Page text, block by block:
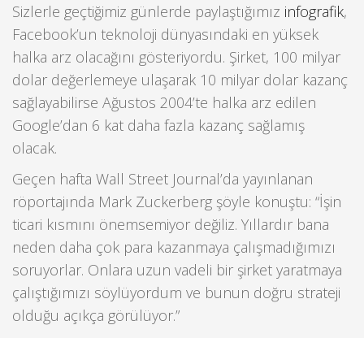
Sizlerle geçtiğimiz günlerde paylaştığımız infografik,
Facebook’un teknoloji dünyasındaki en yüksek
halka arz olacağını gösteriyordu. Şirket, 100 milyar
dolar değerlemeye ulaşarak 10 milyar dolar kazanç
sağlayabilirse Ağustos 2004’te halka arz edilen
Google’dan 6 kat daha fazla kazanç sağlamış
olacak.
Geçen hafta Wall Street Journal’da yayınlanan
röportajında Mark Zuckerberg şöyle konuştu: “İşin
ticari kısmını önemsemiyor değiliz. Yıllardır bana
neden daha çok para kazanmaya çalışmadığımızı
soruyorlar. Onlara uzun vadeli bir şirket yaratmaya
çalıştığımızı söylüyordum ve bunun doğru strateji
olduğu açıkça görülüyor.”